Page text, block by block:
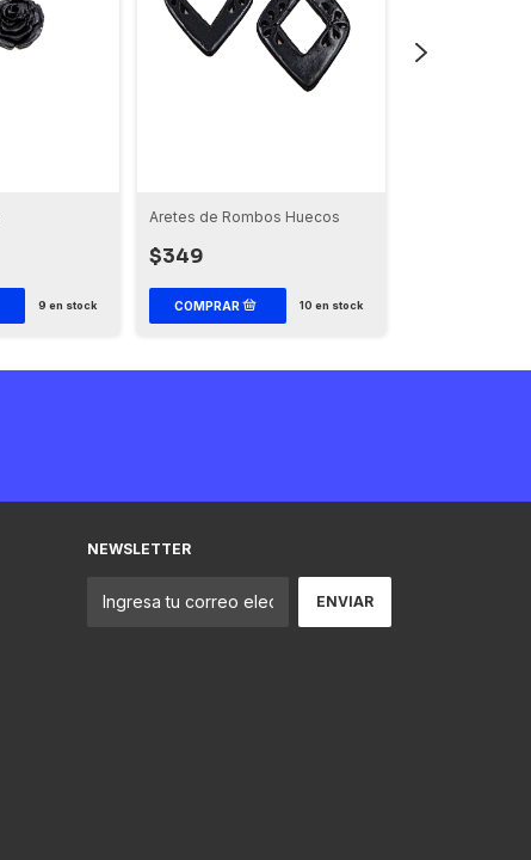
9 en stock
Aretes de Rombos Huecos
$349
10 en stock
NEWSLETTER